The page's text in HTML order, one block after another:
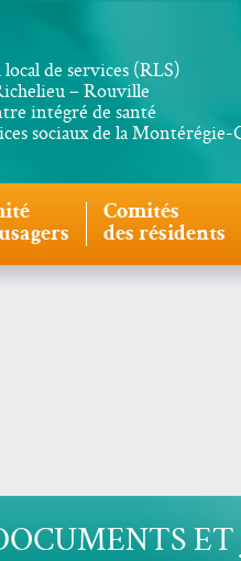
local de services (RLS)
– Rouville
intégré de santé
sociaux de la
Comités
des résidents